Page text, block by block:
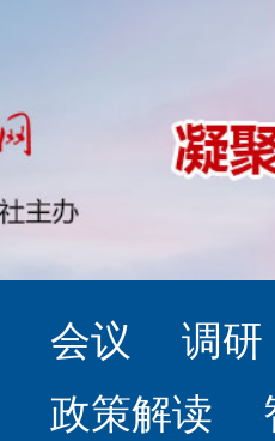
会议 调研
政策解读